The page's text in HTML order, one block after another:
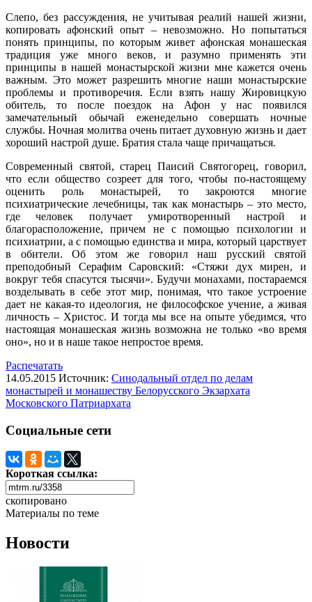
Слепо, без рассуждения, не учитывая реалий нашей жизни,
копировать афонский опыт – невозможно. Но попытаться
понять принципы, по которым живет афонская монашеская
традиция уже много веков, и разумно применять эти
принципы в нашей монастырской жизни мне кажется очень
важным. Это может разрешить многие наши монастырские
проблемы и противоречия. Если взять нашу Жировицкую
обитель, то после поездок на Афон у нас появился
замечательный обычай еженедельно совершать ночные
службы. Ночная молитва очень питает духовную жизнь и дает
хороший настрой душе. Братия стала чаще причащаться.
Современный святой, старец Паисий Святогорец, говорил,
что если общество созреет для того, чтобы по-настоящему
оценить роль монастырей, то закроются многие
психиатрические лечебницы, так как монастырь – это место,
где человек получает умиротворенный настрой и
благорасположение, причем не с помощью психологии и
психиатрии, а с помощью единства и мира, который царствует
в обители. Об этом же говорил наш русский святой
преподобный Серафим Саровский: «Стяжи дух мирен, и
вокруг тебя спасутся тысячи». Будучи монахами, постараемся
возделывать в себе этот мир, понимая, что такое устроение
дает не какая-то идеология, не философское учение, а живая
личность – Христос. И тогда мы все на опыте убедимся, что
настоящая монашеская жизнь возможна не только «во время
оно», но и в наше такое непростое время.
Распечатать
14.05.2015 Источник: Синодальный отдел по делам
монастырей и монашеству Белорусского Экзархата
Московского Патриархата
Социальные сети
Короткая ссылка:
скопировано
Материалы по теме
Новости